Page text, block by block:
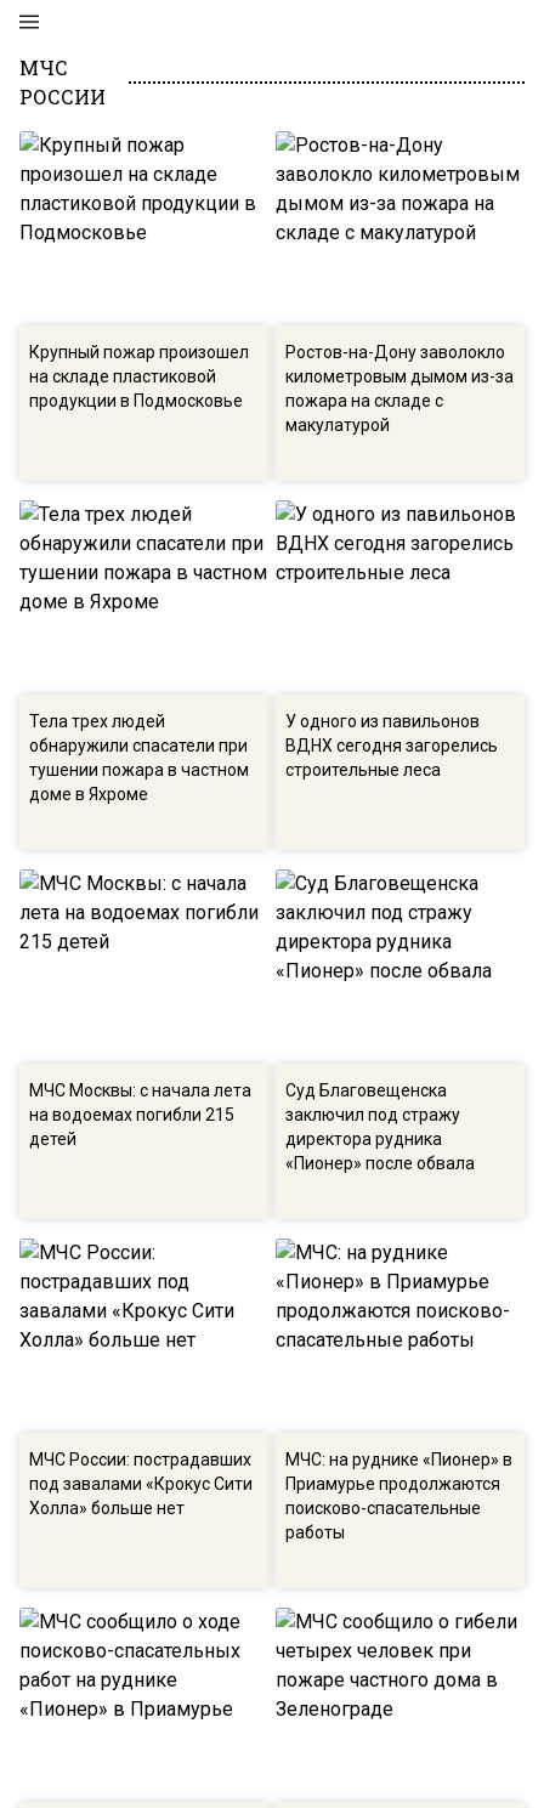
МЧС
РОССИИ
Крупный пожар произошел
на складе пластиковой
продукции в Подмосковье
Ростов-на-Дону заволокло
километровым дымом из-за
пожара на складе с
макулатурой
Тела трех людей
обнаружили спасатели при
тушении пожара в частном
доме в Яхроме
У одного из павильонов
ВДНХ сегодня загорелись
строительные леса
МЧС Москвы: с начала лета
на водоемах погибли 215
детей
Суд Благовещенска
заключил под стражу
директора рудника
«Пионер» после обвала
МЧС России: пострадавших
под завалами «Крокус Сити
Холла» больше нет
МЧС: на руднике «Пионер» в
Приамурье продолжаются
поисково-спасательные
работы